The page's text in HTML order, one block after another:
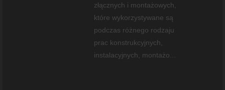
złącznych i montażowych,
które wykorzystywane są
podczas różnego rodzaju
prac konstrukcyjnych,
instalacyjnych, montażo...